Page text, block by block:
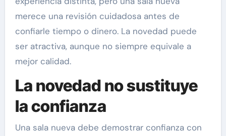
merece una revisión cuidadosa antes de
confiarle tiempo o dinero. La novedad puede
ser atractiva, aunque no siempre equivale a
mejor calidad.
La novedad no sustituye
la confianza
Una sala nueva debe demostrar confianza con